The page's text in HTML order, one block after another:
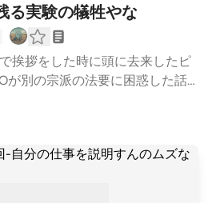
る実験の犠牲やな
挨拶をした時に頭に去来したピ
が別の宗派の法要に困惑した話
の大コケをした爆散映画「ファ